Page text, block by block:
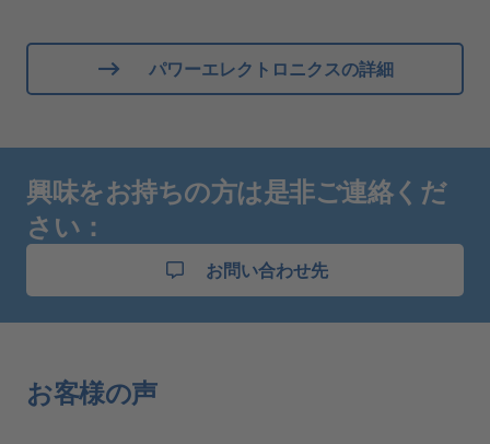
パワーエレクトロニクスの詳細
興味をお持ちの方は是非ご連絡くだ
さい：
お問い合わせ先
お客様の声